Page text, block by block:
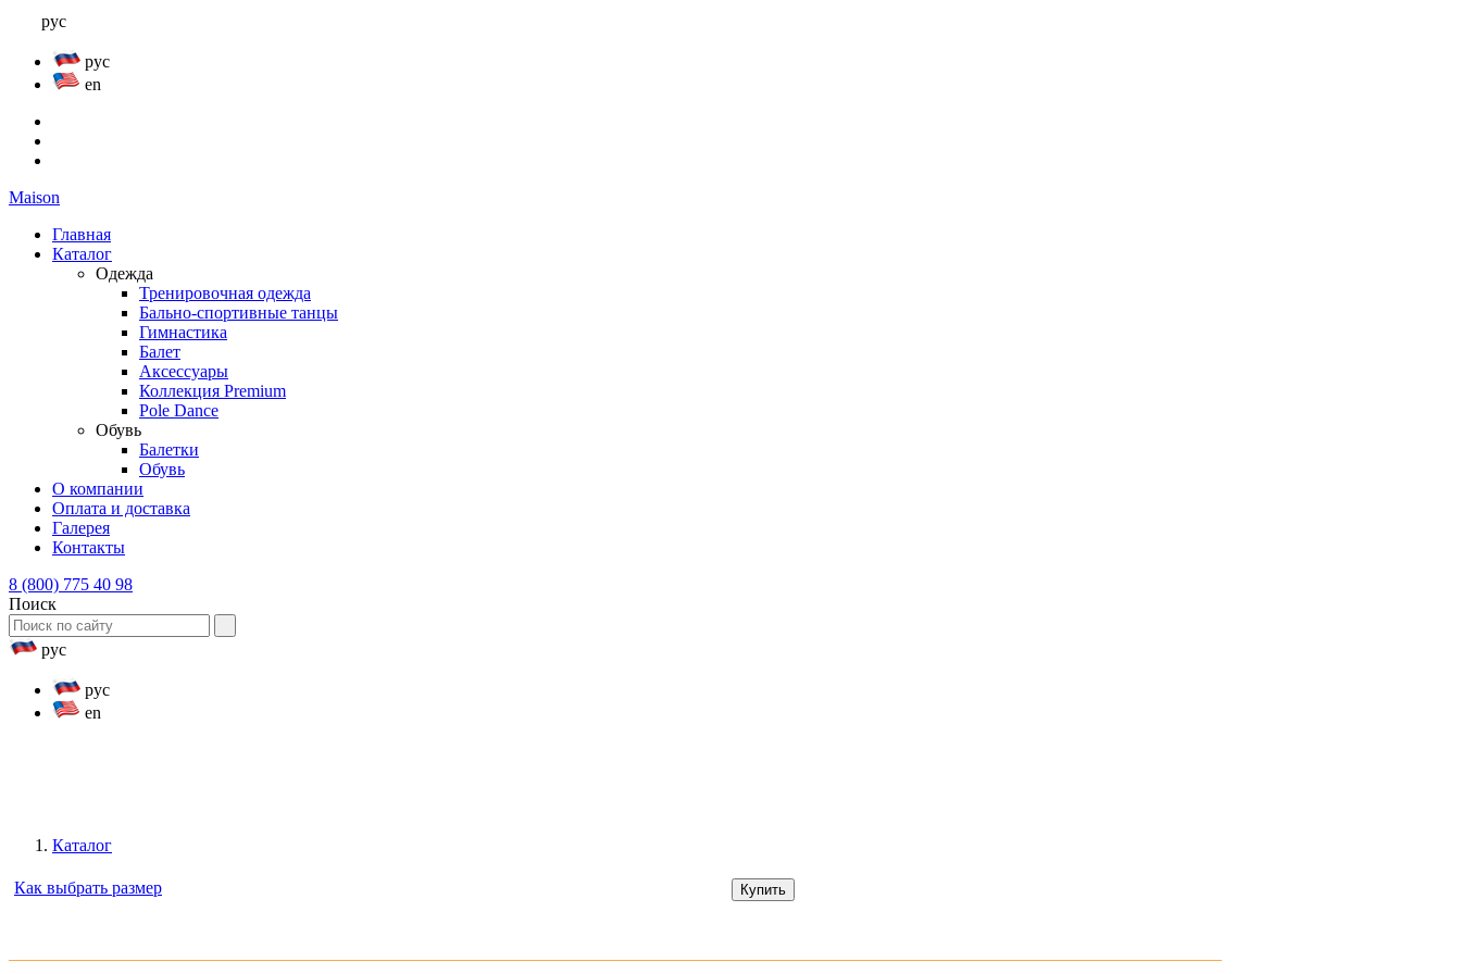
рус
рус
en
Maison
Главная
Каталог
Одежда
Тренировочная одежда
Бально-спортивные танцы
Гимнастика
Балет
Аксессуары
Коллекция Premium
Pole Dance
Обувь
Балетки
Обувь
О компании
Оплата и доставка
Галерея
Контакты
8 (800) 775 40 98
Поиск
рус
рус
en
Каталог
Как выбрать размер